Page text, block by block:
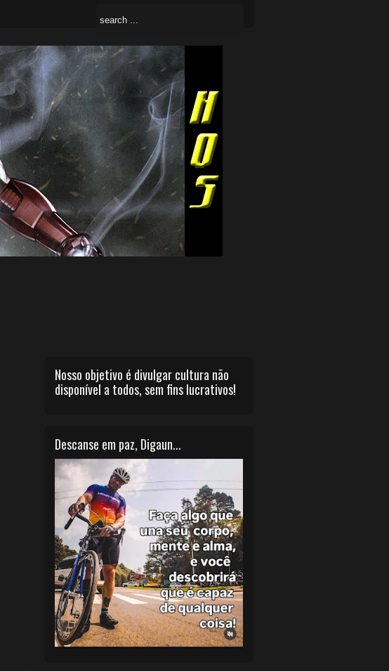
Nosso objetivo é divulgar cultura não
disponível a todos, sem fins lucrativos!
Descanse em paz, Digaun...